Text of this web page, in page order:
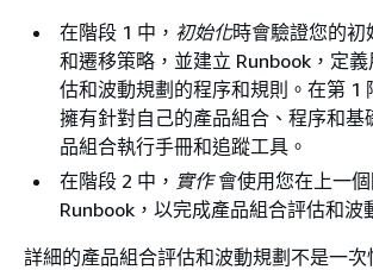
在階段 1 中， 初始化時會驗證您的初
和遷移策略，並建立 Runbook，定
估和波動規劃的程序和規則。在第 1
擁有針對自己的產品組合、程序和基
品組合執行手冊和追蹤工具。
在階段 2 中， 實作會使用您在上一
Runbook，以完成產品組合評估和波
詳細的產品組合評估和波動規劃不是一